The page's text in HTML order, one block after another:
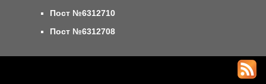
Пост №6312710
Пост №6312708